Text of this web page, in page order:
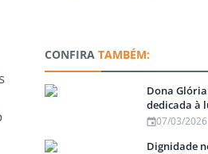
CONFIRATAMBÉM:
Dona
dedicada à
07/03/2026
Dignidade